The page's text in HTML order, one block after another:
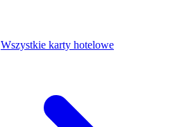
Wszystkie karty hotelowe